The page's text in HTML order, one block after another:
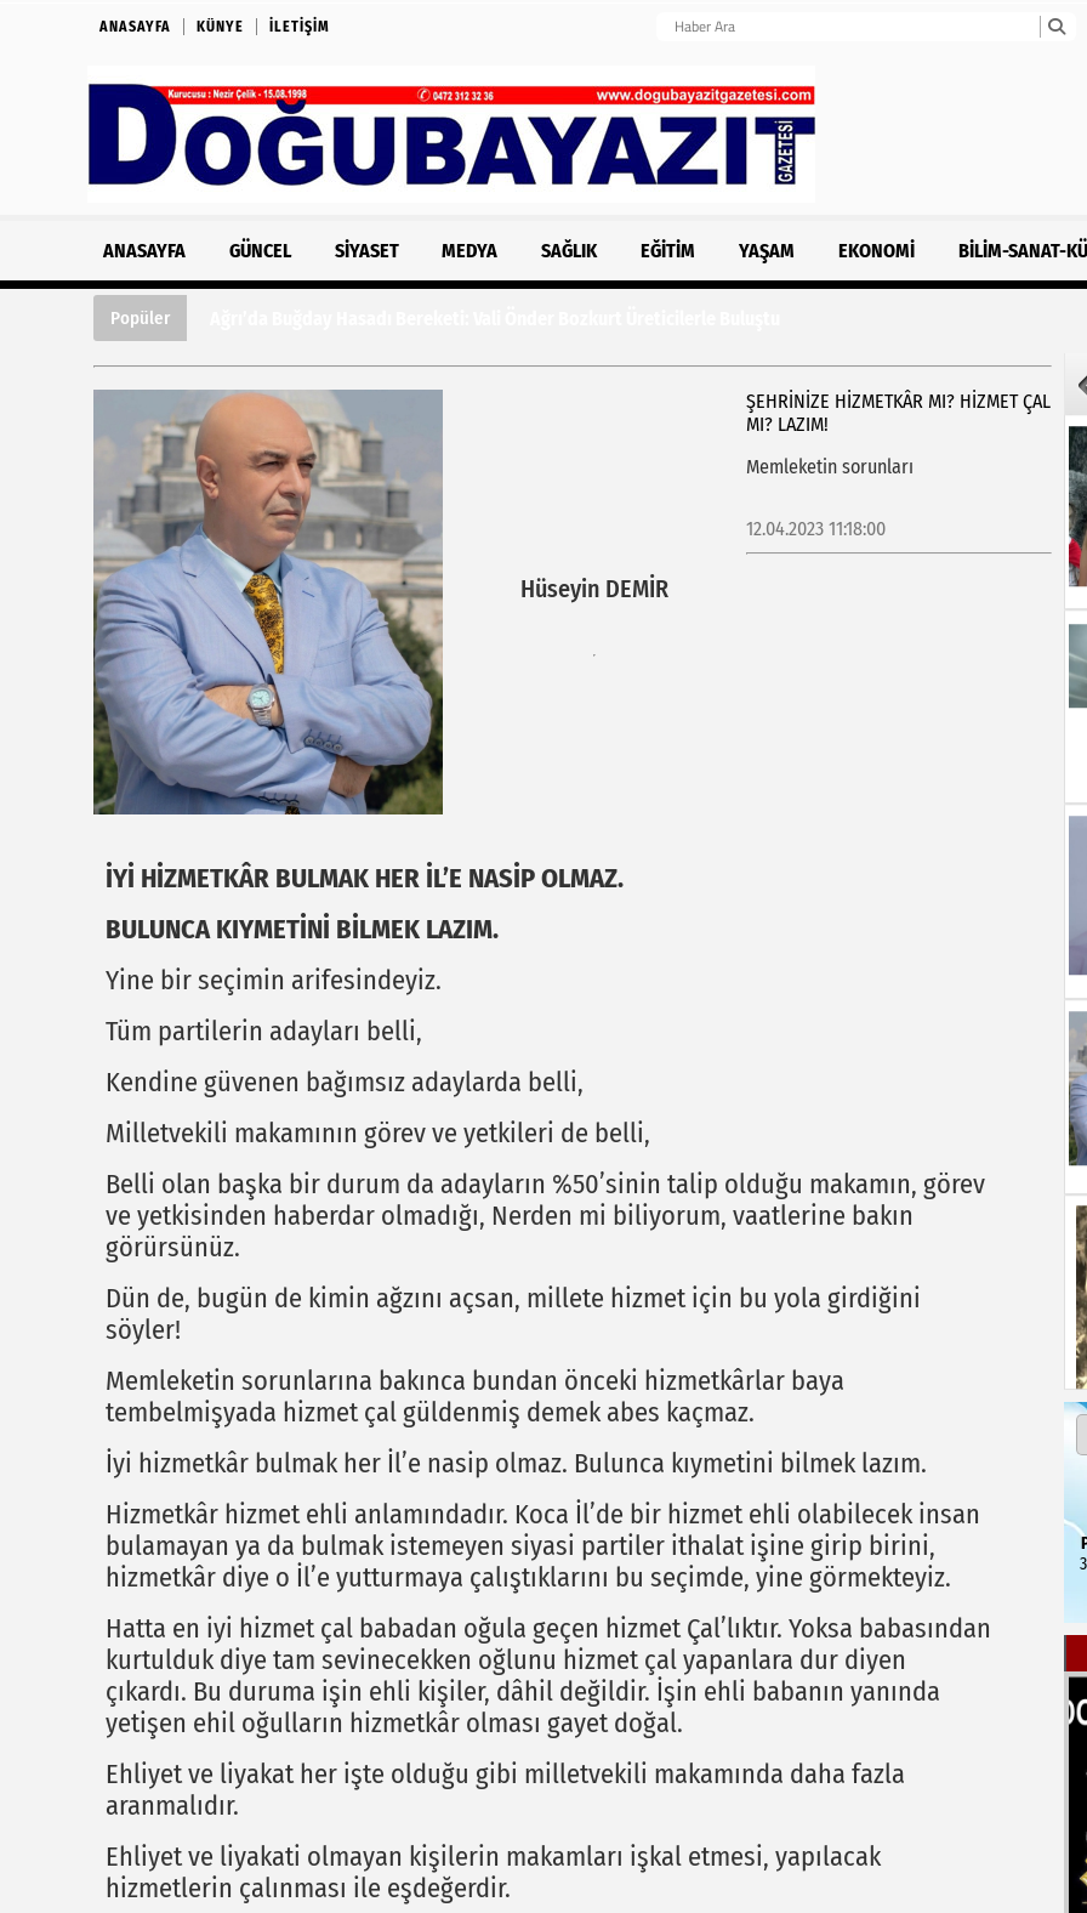
ANASAYFA KÜNYE İLETIŞIM
ANASAYFA GÜNCEL SIYASET MEDYA SAĞLIK EĞITIM YAŞAM EKONOMI BILIM-SANAT-
Popüler
Hüseyin DEMİR
ŞEHRİNİZE HİZMETKÂR MI? HİZMET ÇAL
MI? LAZIM!
Memleketin sorunları
12.04.2023 11:18:00
İYİ HİZMETKÂR BULMAK HER İL’E NASİP OLMAZ.
BULUNCA KIYMETİNİ BİLMEK LAZIM.
Yine bir seçimin arifesindeyiz.
Tüm partilerin adayları belli,
Kendine güvenen bağımsız adaylarda belli,
Milletvekili makamının görev ve yetkileri de belli,
Belli olan başka bir durum da adayların %50’sinin talip olduğu makamın, görev
ve yetkisinden haberdar olmadığı, Nerden mi biliyorum, vaatlerine bakın
görürsünüz.
Dün de, bugün de kimin ağzını açsan, millete hizmet için bu yola girdiğini
söyler!
Memleketin sorunlarına bakınca bundan önceki hizmetkârlar baya
tembelmişyada hizmet çal güldenmiş demek abes kaçmaz.
İyi hizmetkâr bulmak her İl’e nasip olmaz. Bulunca kıymetini bilmek lazım.
Hizmetkâr hizmet ehli anlamındadır. Koca İl’de bir hizmet ehli olabilecek insan
bulamayan ya da bulmak istemeyen siyasi partiler ithalat işine girip birini,
hizmetkâr diye o İl’e yutturmaya çalıştıklarını bu seçimde, yine görmekteyiz.
Hatta en iyi hizmet çal babadan oğula geçen hizmet Çal’lıktır. Yoksa babasından
kurtulduk diye tam sevinecekken oğlunu hizmet çal yapanlara dur diyen
çıkardı. Bu duruma işin ehli kişiler, dâhil değildir. İşin ehli babanın yanında
yetişen ehil oğulların hizmetkâr olması gayet doğal.
Ehliyet ve liyakat her işte olduğu gibi milletvekili makamında daha fazla
aranmalıdır.
Ehliyet ve liyakati olmayan kişilerin makamları işkal etmesi, yapılacak
hizmetlerin çalınması ile eşdeğerdir.